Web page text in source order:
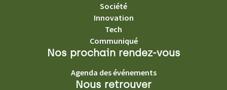
Société
Innovation
Tech
Communiqué
Nos prochain rendez-vous
Agenda des événements
Nous retrouver